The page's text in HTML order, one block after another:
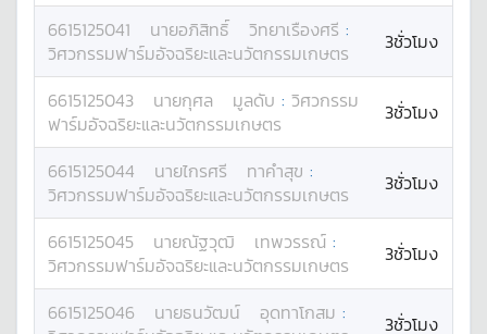
6615125041 นายอภิสิทธิ์ วิทยาเรืองศรี :
วิศวกรรมฟาร์มอัจฉริยะและนวัตกรรมเกษตร
3ชั่วโมง
6615125043 นายกุศล มูลดับ : วิศวกรรม
ฟาร์มอัจฉริยะและนวัตกรรมเกษตร
3ชั่วโมง
6615125044 นายไกรศรี ทาคำสุข :
วิศวกรรมฟาร์มอัจฉริยะและนวัตกรรมเกษตร
3ชั่วโมง
6615125045 นายณัฐวุฒิ เทพวรรณ์ :
วิศวกรรมฟาร์มอัจฉริยะและนวัตกรรมเกษตร
3ชั่วโมง
6615125046 นายธนวัฒน์ อุดทาโกสม :
3ชั่วโมง